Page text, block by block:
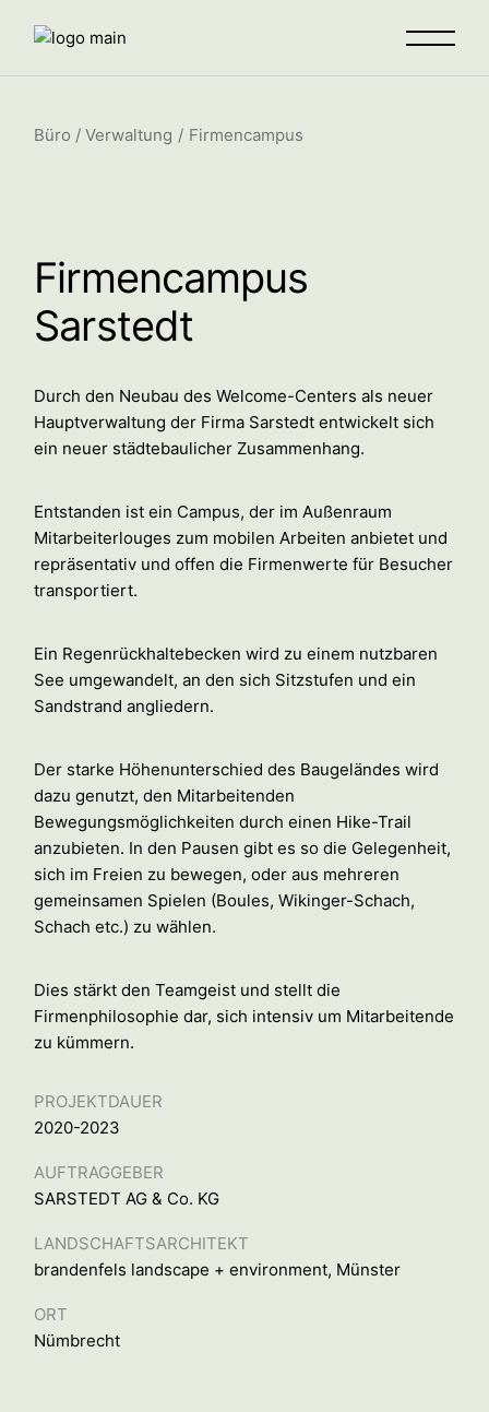
Büro / Verwaltung Firmencampus
Firmencampus
Sarstedt
Durch den Neubau des Welcome-Centers als neuer
Hauptverwaltung der Firma Sarstedt entwickelt sich
ein neuer städtebaulicher Zusammenhang.
Entstanden ist ein Campus, der im Außenraum
Mitarbeiterlouges zum mobilen Arbeiten anbietet und
repräsentativ und offen die Firmenwerte für Besucher
transportiert.
Ein Regenrückhaltebecken wird zu einem nutzbaren
See umgewandelt, an den sich Sitzstufen und ein
Sandstrand angliedern.
Der starke Höhenunterschied des Baugeländes wird
dazu genutzt, den Mitarbeitenden
Bewegungsmöglichkeiten durch einen Hike-Trail
anzubieten. In den Pausen gibt es so die Gelegenheit,
sich im Freien zu bewegen, oder aus mehreren
gemeinsamen Spielen (Boules, Wikinger-Schach,
Schach etc.) zu wählen.
Dies stärkt den Teamgeist und stellt die
Firmenphilosophie dar, sich intensiv um Mitarbeitende
zu kümmern.
PROJEKTDAUER
2020-2023
AUFTRAGGEBER
SARSTEDT AG & Co. KG
LANDSCHAFTSARCHITEKT
brandenfels landscape + environment, Münster
ORT
Nümbrecht